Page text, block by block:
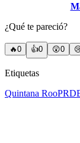
¿Qué te pareció?
🔥0 👍0 😲0
Etiquetas
Quintana RooPRD